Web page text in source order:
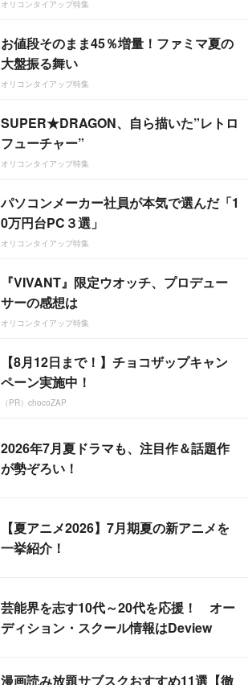
オリコンタイアップ特集
お値段そのまま45％増量！ファミマ夏の
大盤振る舞い
オリコンタイアップ特集
SUPER★DRAGON、自ら描いた”レトロ
フューチャー”
オリコンタイアップ特集
パソコンメーカー社員が本気で選んだ「1
0万円台PC３選」
オリコンタイアップ特集
『VIVANT』限定ウオッチ、プロデュー
サーの感想は
オリコンタイアップ特集
【8月12日まで！】チョコザップキャン
ペーン実施中！
（PR）chocoZAP
2026年7月夏ドラマも、注目作＆話題作
が勢ぞろい！
【夏アニメ2026】7月期夏の新アニメを
一挙紹介！
芸能界を志す10代～20代を応援！ オー
ディション・スクール情報はDeview
漫画読み放題サブスクおすすめ11選【徹